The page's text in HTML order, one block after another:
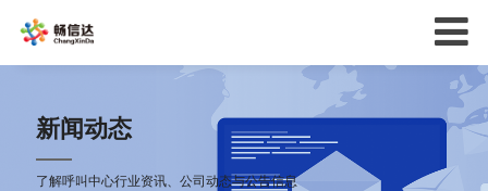
新闻动态
了解呼叫中心行业资讯、公司动态与公告信息